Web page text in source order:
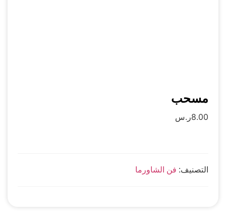
مسحب
8.00ر.س
التصنيف: فن الشاورما